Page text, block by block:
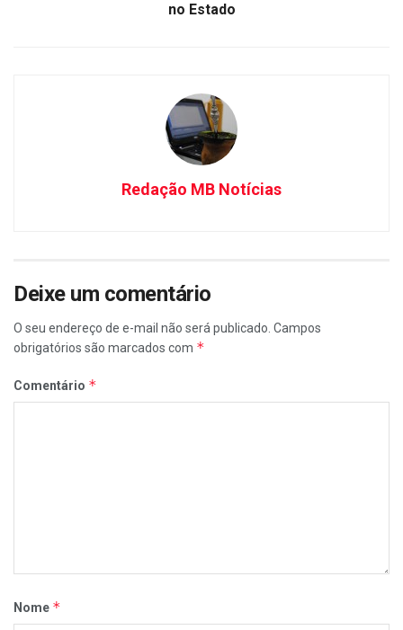
no Estado
Redação MB Notícias
Deixe um comentário
O seu endereço de e-mail não será publicado. Campos
obrigatórios são marcados com *
Comentário *
Nome *